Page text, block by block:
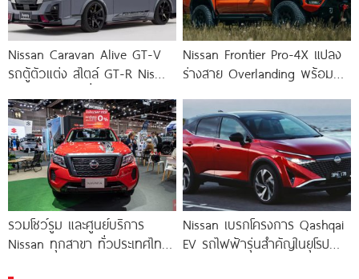
Nissan Caravan Alive GT-V
รถตู้ตัวแต่ง สไตล์ GT-R Nismo
Nissan Frontier Pro-4X แปลง
ร่างสาย Overlanding พร้อม
รวมโชว์รูม และศูนย์บริการ
Nissan ทุกสาขา ทั่วประเทศไทย
Nissan เบรกโครงการ Qashqai
EV รถไฟฟ้ารุ่นสำคัญในยุโรป